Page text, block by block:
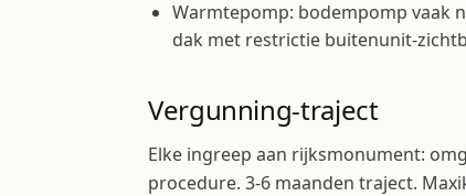
Warmtepomp: bodempomp vaak
dak met restrictie buitenunit-
Vergunning-traject
Elke ingreep aan rijksmonument:
procedure. 3-6 maanden traject.